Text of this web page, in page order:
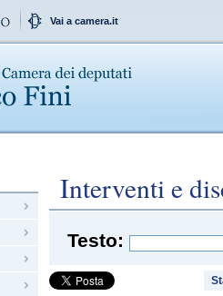
Vai a camera.it
Interventi e
Testo: